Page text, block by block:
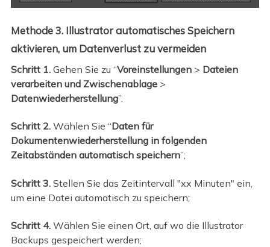
Methode 3. Illustrator automatisches Speichern
aktivieren, um Datenverlust zu vermeiden
Schritt 1.Gehen Sie zu “Voreinstellungen> Dateien
verarbeiten und Zwischenablage>
Datenwiederherstellung”.
Schritt 2.Wählen Sie “Daten für
Dokumentenwiederherstellung in folgenden
Zeitabständen automatisch speichern”;
Schritt 3.Stellen Sie das Zeitintervall "xx Minuten" ein,
um eine Datei automatisch zu speichern;
Schritt 4.Wählen Sie einen Ort, auf wo die Illustrator
Backups gespeichert werden;